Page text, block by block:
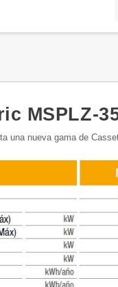
MSPLZ-
una nueva gama de